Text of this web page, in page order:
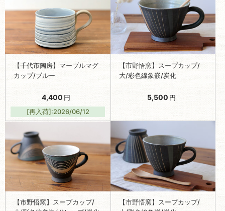
【千代市陶房】マーブルマグ
カップ/ブルー
4,400 円
[再入荷]:2026/06/12
【市野悟窯】スープカップ/
大/彩色線象嵌/炭化
5,500 円
【市野悟窯】スープカップ/
【市野悟窯】スープカップ/